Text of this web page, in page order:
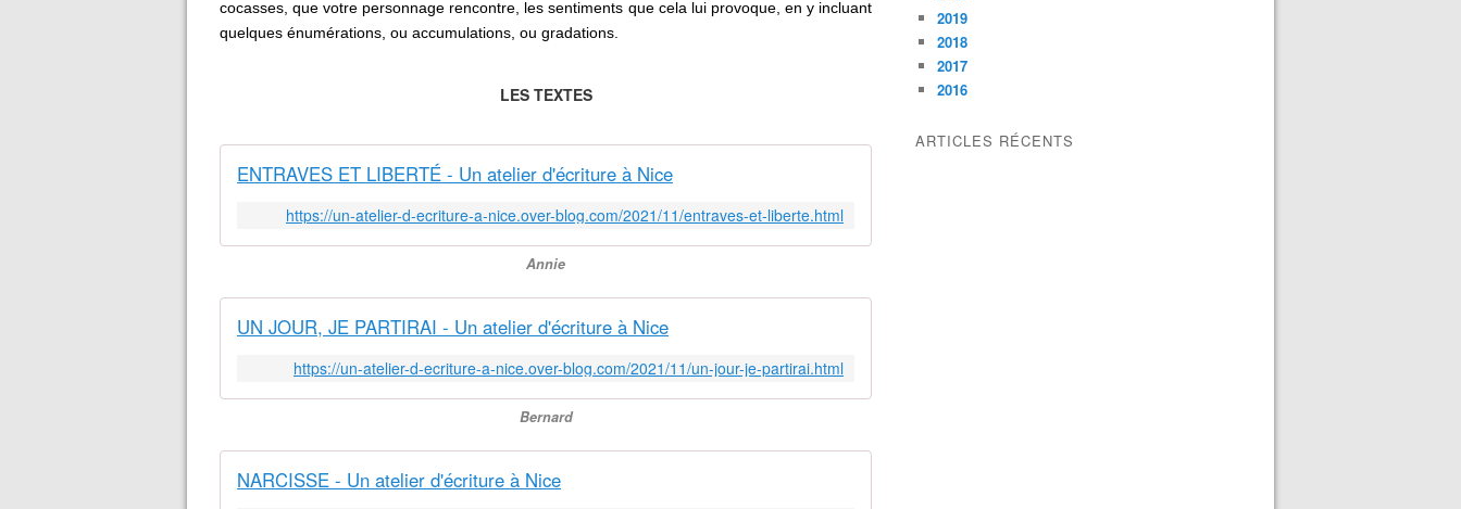
cocasses, que votre personnage rencontre, les sentiments que cela lui provoque, en y incluant
quelques énumérations, ou accumulations, ou gradations.
LES TEXTES
ENTRAVES ET LIBERTÉ - Un atelier d'écriture à Nice
https://un-atelier-d-ecriture-a-nice.over-blog.com/2021/11/entraves-et-liberte.html
Annie
UN JOUR, JE PARTIRAI - Un atelier d'écriture à Nice
https://un-atelier-d-ecriture-a-nice.over-blog.com/2021/11/un-jour-je-partirai.html
Bernard
NARCISSE - Un atelier d'écriture à Nice
2019
2018
2017
2016
ARTICLES RÉCENTS